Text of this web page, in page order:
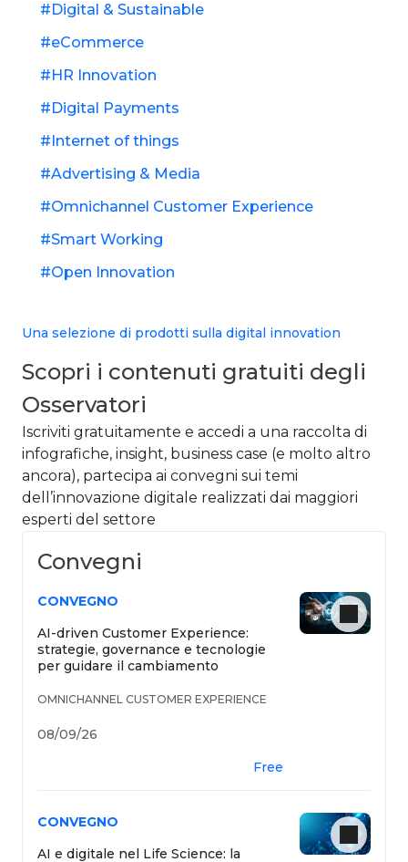
Digital & Sustainable
eCommerce
HR Innovation
Digital Payments
Internet of things
Advertising & Media
Omnichannel Customer Experience
Smart Working
Open Innovation
Una selezione di prodotti sulla digital innovation
Scopri i contenuti gratuiti degli
Osservatori​
Iscriviti gratuitamente e accedi a una raccolta di
infografiche, insight, business case (e molto altro
ancora), partecipa ai convegni sui temi
dell’innovazione digitale realizzati dai maggiori
esperti del settore​
Convegni
OMNICHANNEL CUSTOMER EXPERIENCE
CONVEGNO
AI-driven Customer Experience:
strategie, governance e tecnologie
per guidare il cambiamento
08/09/26
Free
CONVEGNO
AI e digitale nel Life Science: la